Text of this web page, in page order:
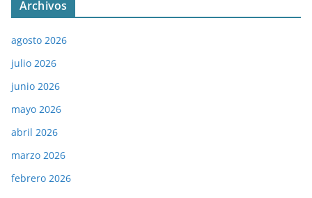
Archivos
agosto 2026
julio 2026
junio 2026
mayo 2026
abril 2026
marzo 2026
febrero 2026